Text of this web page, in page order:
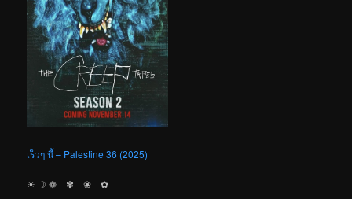
เร็วๆ นี้ – Palestine 36 (2025)
☀︎ ☽ ❁ ✾ ❀ ✿